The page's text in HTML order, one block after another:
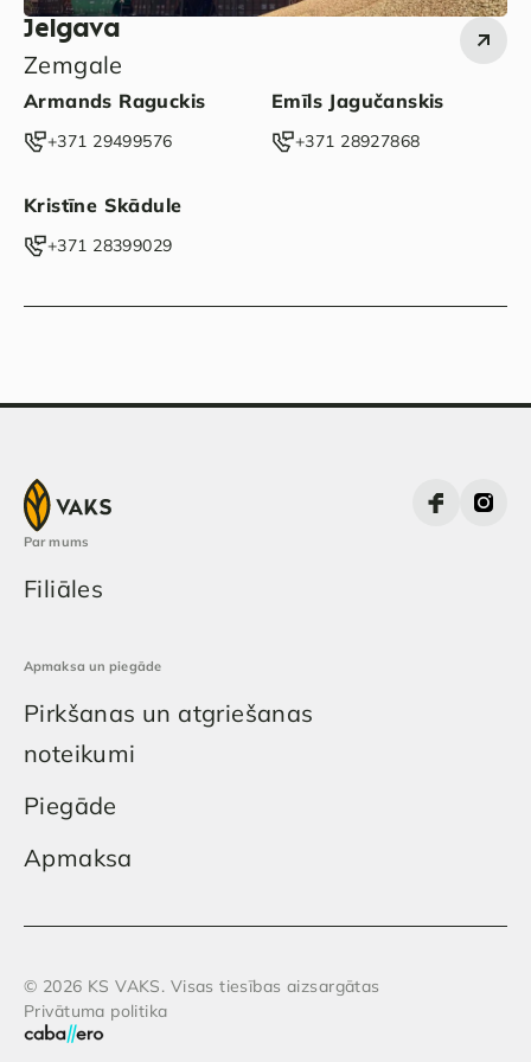
Jelgava
Zemgale
Armands Raguckis
‭+371 29499576‬
Emīls Jagučanskis
‭+371 28927868‬
Kristīne Skādule
‭+371 28399029‬
Par mums
Filiāles
Apmaksa un piegāde
Pirkšanas un atgriešanas
noteikumi
Piegāde
Apmaksa
© 2026 KS VAKS. Visas tiesības aizsargātas
Privātuma politika